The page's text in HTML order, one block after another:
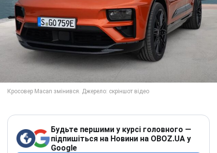
Будьте першими у курсі головного —
підпишіться на Новини на OBOZ.UA у
Google